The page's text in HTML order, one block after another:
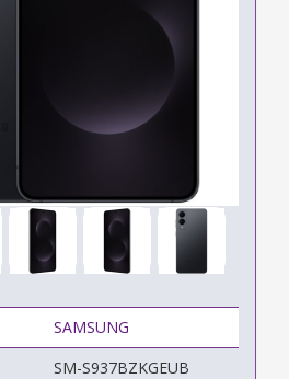
SAMSUNG
SM-S937BZKGEUB